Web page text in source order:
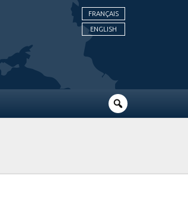
FRANÇAIS
ENGLISH